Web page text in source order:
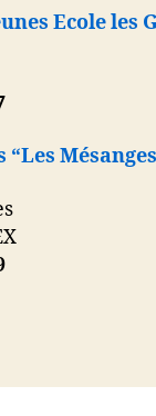
Ecole les